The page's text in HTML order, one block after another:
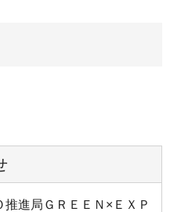
進局ＧＲＥＥＮ×ＥＸＰ